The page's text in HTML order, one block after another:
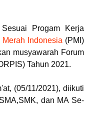
Sesuai Progam Kerja
Merah Indonesia (PMI)
musyawarah Forum
Tahun 2021.
(05/11/2021), diikuti
dan MA Se-